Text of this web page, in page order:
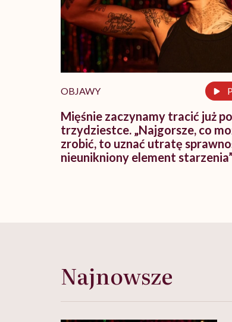
OBJAWY
Mięśnie zaczynamy tracić już po
trzydziestce. „Najgorsze, co
zrobić, to uznać utratę
nieunikniony element
Najnowsze